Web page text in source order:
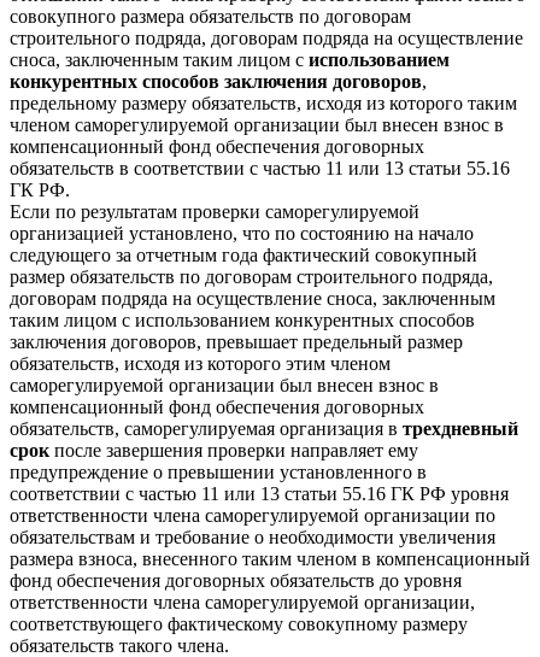
совокупного размера обязательств по договорам
строительного подряда, договорам подряда на осуществление
сноса, заключенным таким лицом с использованием
конкурентных способов заключения договоров,
предельному размеру обязательств, исходя из которого таким
членом саморегулируемой организации был внесен взнос в
компенсационный фонд обеспечения договорных
обязательств в соответствии с частью 11 или 13 статьи 55.16
ГК РФ.
Если по результатам проверки саморегулируемой
организацией установлено, что по состоянию на начало
следующего за отчетным года фактический совокупный
размер обязательств по договорам строительного подряда,
договорам подряда на осуществление сноса, заключенным
таким лицом с использованием конкурентных способов
заключения договоров, превышает предельный размер
обязательств, исходя из которого этим членом
саморегулируемой организации был внесен взнос в
компенсационный фонд обеспечения договорных
обязательств, саморегулируемая организация в трехдневный
срок после завершения проверки направляет ему
предупреждение о превышении установленного в
соответствии с частью 11 или 13 статьи 55.16 ГК РФ уровня
ответственности члена саморегулируемой организации по
обязательствам и требование о необходимости увеличения
размера взноса, внесенного таким членом в компенсационный
фонд обеспечения договорных обязательств до уровня
ответственности члена саморегулируемой организации,
соответствующего фактическому совокупному размеру
обязательств такого члена.